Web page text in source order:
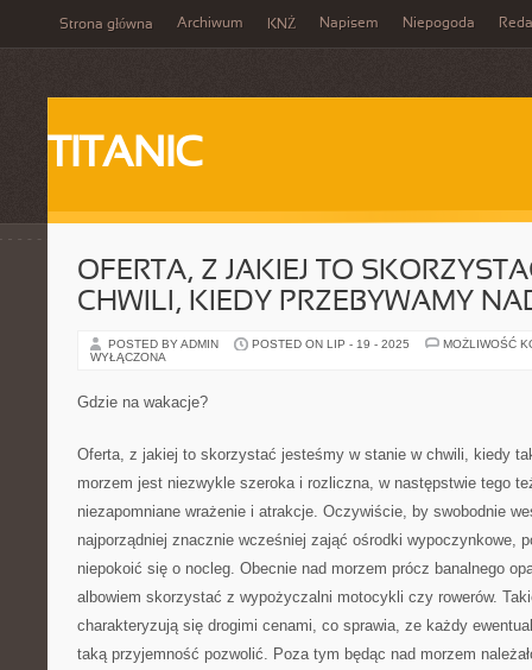
Strona główna Archiwum KNŻ Napisem Niepogoda
TITANIC
OFERTA, Z JAKIEJ TO
CHWILI, KIEDY PRZEBYWAMY
POSTED BY ADMIN POSTED ON LIP - 19 - 2025
MOŻLIWOŚĆ
WYŁĄCZONA
Gdzie na wakacje?
Oferta, z jakiej to skorzystać jesteśmy w stanie w chwili, kiedy
morzem jest niezwykle szeroka i rozliczna, w następstwie tego
niezapomniane wrażenie i atrakcje. Oczywiście, by swobodnie
najporządniej znacznie wcześniej zająć ośrodki wypoczynkowe,
niepokoić się o nocleg. Obecnie nad morzem prócz banalnego
albowiem skorzystać z wypożyczalni motocykli czy rowerów.
charakteryzują się drogimi cenami, co sprawia, ze każdy
taką przyjemność pozwolić. Poza tym będąc nad morzem